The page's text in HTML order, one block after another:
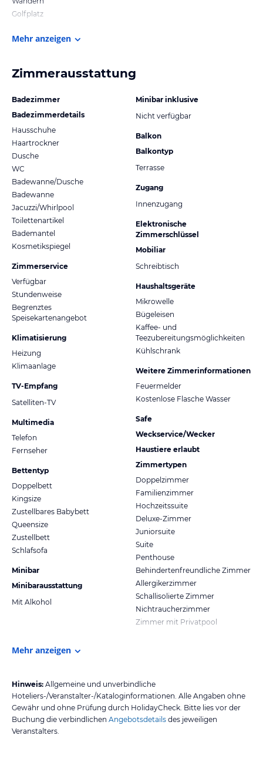
Golfplatz
Mehr anzeigen
Zimmerausstattung
Badezimmer
Badezimmerdetails
Hausschuhe
Haartrockner
Dusche
WC
Badewanne/Dusche
Badewanne
Jacuzzi/Whirlpool
Toilettenartikel
Bademantel
Kosmetikspiegel
Zimmerservice
Verfügbar
Stundenweise
Begrenztes
Speisekartenangebot
Klimatisierung
Heizung
Klimaanlage
TV-Empfang
Satelliten-TV
Multimedia
Telefon
Fernseher
Bettentyp
Doppelbett
Kingsize
Zustellbares Babybett
Queensize
Zustellbett
Schlafsofa
Minibar
Minibarausstattung
Mit Alkohol
Minibar inklusive
Nicht verfügbar
Balkon
Balkontyp
Terrasse
Zugang
Innenzugang
Elektronische
Zimmerschlüssel
Mobiliar
Schreibtisch
Haushaltsgeräte
Mikrowelle
Bügeleisen
Kaffee- und
Teezubereitungsmöglichkeiten
Kühlschrank
Weitere Zimmerinformationen
Feuermelder
Kostenlose Flasche Wasser
Safe
Weckservice/Wecker
Haustiere erlaubt
Zimmertypen
Doppelzimmer
Familienzimmer
Hochzeitssuite
Deluxe-Zimmer
Juniorsuite
Suite
Penthouse
Behindertenfreundliche Zimmer
Allergikerzimmer
Schallisolierte Zimmer
Nichtraucherzimmer
Zimmer mit Privatpool
Mehr anzeigen
Hinweis: Allgemeine und unverbindliche
Hoteliers-/Veranstalter-/Kataloginformationen. Alle Angaben ohne
Gewähr und ohne Prüfung durch HolidayCheck. Bitte lies vor der
Buchung die verbindlichen Angebotsdetails des jeweiligen
Veranstalters.